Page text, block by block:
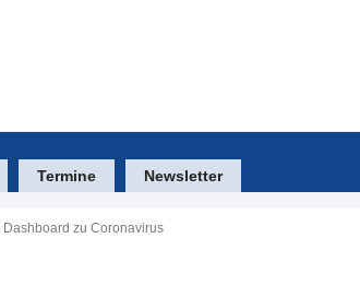
Termine Newsletter
Dashboard zu Coronavirus